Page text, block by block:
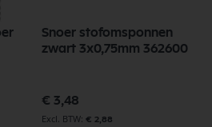
Snoer stofomsponnen
zwart 3x0,75mm 362600
€ 3,48
€ 2,88